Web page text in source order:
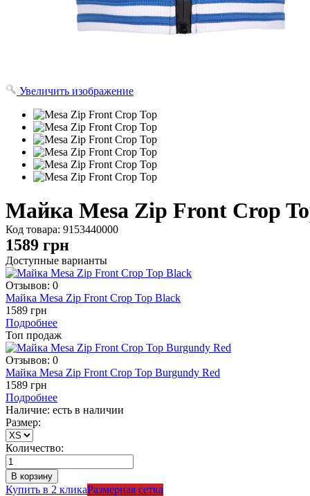
Увеличить изображение
Майка Mesa Zip Front Crop
Код товара: 9153440000
1589 грн
Доступные варианты
Отзывов: 0
Майка Mesa Zip Front Crop Top Black
1589 грн
Подробнее
Топ продаж
Отзывов: 0
Майка Mesa Zip Front Crop Top Burgundy Red
1589 грн
Подробнее
Наличие: есть в наличии
Размер:
Количество:
Купить в 2 кликаРазмерная сетка